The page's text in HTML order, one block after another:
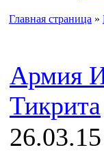
Главная страница »
Армия
Тикрита